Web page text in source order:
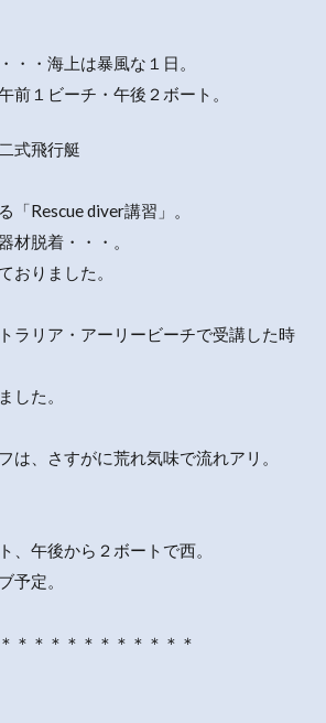
・・海上は暴風な１日。
前１ビーチ・午後２ボート。
式飛行艇
「Rescue diver講習」。
材脱着・・・。
おりました。
ラリア・アーリービーチで受講した時
した。
は、さすがに荒れ気味で流れアリ。
、午後から２ボートで西。
予定。
＊＊＊＊＊＊＊＊＊＊＊